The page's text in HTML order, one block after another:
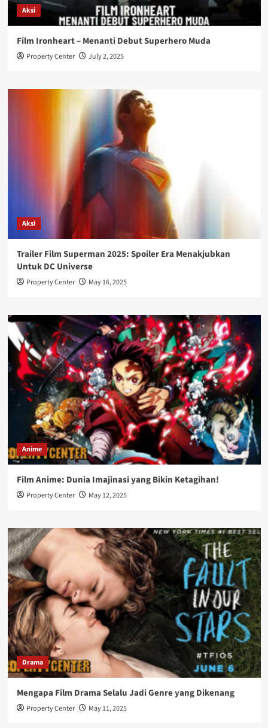
Aksi
Film Ironheart – Menanti Debut Superhero Muda
Property Center July 2, 2025
Aksi
Trailer Film Superman 2025: Spoiler Era Menakjubkan
Untuk DC Universe
Property Center May 16, 2025
Anime
Film Anime: Dunia Imajinasi yang Bikin Ketagihan!
Property Center May 12, 2025
Drama
Mengapa Film Drama Selalu Jadi Genre yang Dikenang
Property Center May 11, 2025